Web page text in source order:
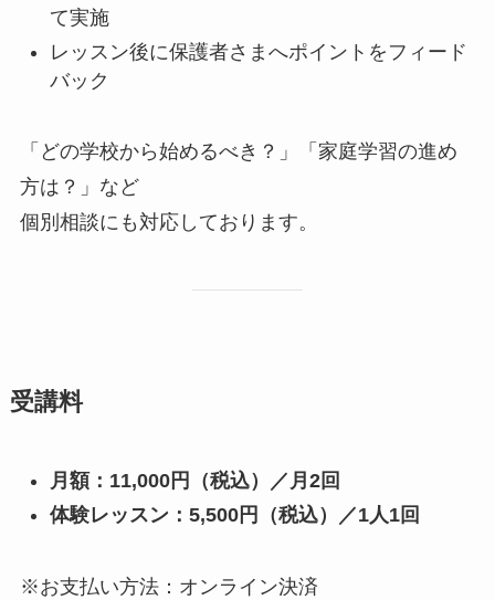
て実施
レッスン後に保護者さまへポイントをフィード
バック
「どの学校から始めるべき？」「家庭学習の進め
方は？」など
個別相談にも対応しております。
受講料
月額：11,000円（税込）／月2回
体験レッスン：5,500円（税込）／1人1回
※お支払い方法：オンライン決済